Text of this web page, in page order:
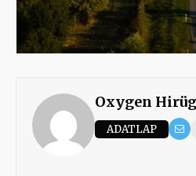
Oxygen
ADATLAP